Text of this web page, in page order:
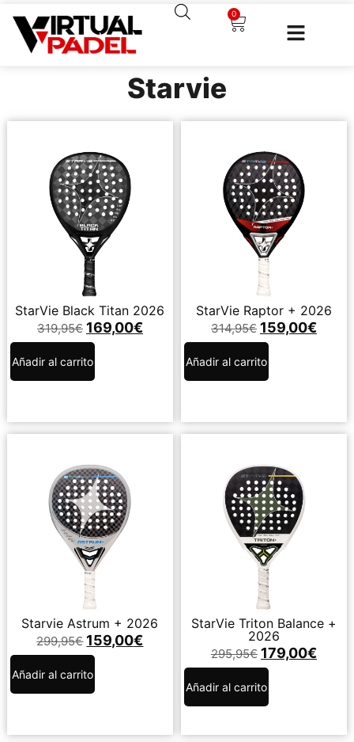
0
Starvie
StarVie Black Titan 2026
319,95€ 169,00€
Añadir al carrito
StarVie Raptor + 2026
314,95€ 159,00€
Añadir al carrito
Starvie Astrum + 2026
299,95€ 159,00€
Añadir al carrito
StarVie Triton Balance +
2026
295,95€ 179,00€
Añadir al carrito